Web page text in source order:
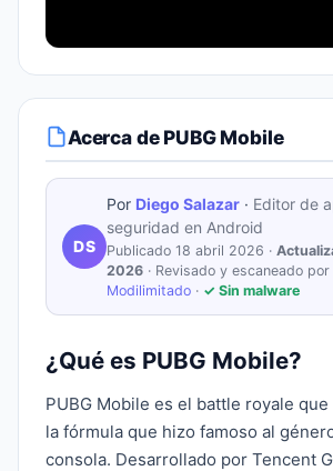
Acerca de PUBG Mobile
DS
Por Diego Salazar · Editor de
seguridad en Android
Publicado 18 abril 2026 ·
2026 · Revisado y escaneado por
Modilimitado · ✓ Sin malware
¿Qué es PUBG Mobile?
PUBG Mobile es el battle royale
la fórmula que hizo famoso al
consola. Desarrollado por Tencent